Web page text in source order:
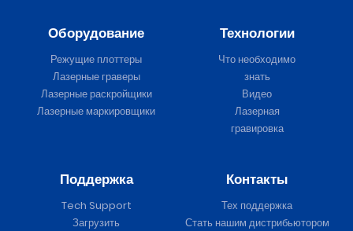
Оборудование
Режущие плоттеры
Лазерные граверы
Лазерные раскройщики
Лазерные маркировщики
Технологии
Что необходимо
знать
Видео
Лазерная
гравировка
Поддержка
Tech Support
Загрузить
Контакты
Тех поддержка
Стать нашим дистрибьютором